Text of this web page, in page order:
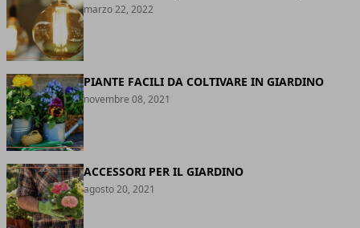
marzo 22, 2022
PIANTE FACILI DA COLTIVARE IN GIARDINO
novembre 08, 2021
ACCESSORI PER IL GIARDINO
agosto 20, 2021